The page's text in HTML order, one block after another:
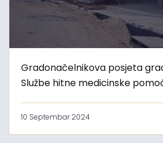
Gradonačelnikova posjeta
Službe hitne medicinske
10 Septembar 2024